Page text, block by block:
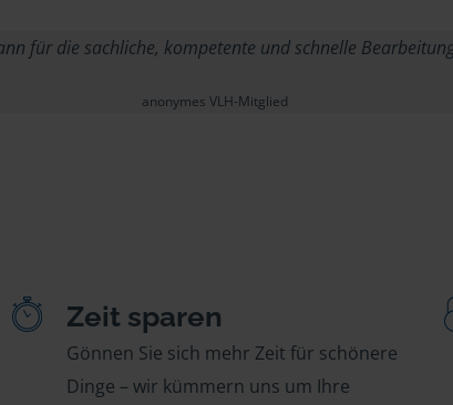
für die sachliche, kompetente und schnelle
anonymes VLH-Mitglied
Zeit sparen
Gönnen Sie sich mehr Zeit für schönere
Dinge – wir kümmern uns um Ihre